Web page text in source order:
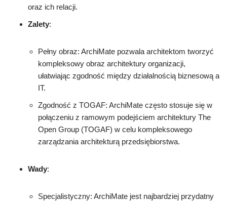
oraz ich relacji.
Zalety:
Pełny obraz: ArchiMate pozwala architektom tworzyć
kompleksowy obraz architektury organizacji,
ułatwiając zgodność między działalnością biznesową a
IT.
Zgodność z TOGAF: ArchiMate często stosuje się w
połączeniu z ramowym podejściem architektury The
Open Group (TOGAF) w celu kompleksowego
zarządzania architekturą przedsiębiorstwa.
Wady:
Specjalistyczny: ArchiMate jest najbardziej przydatny